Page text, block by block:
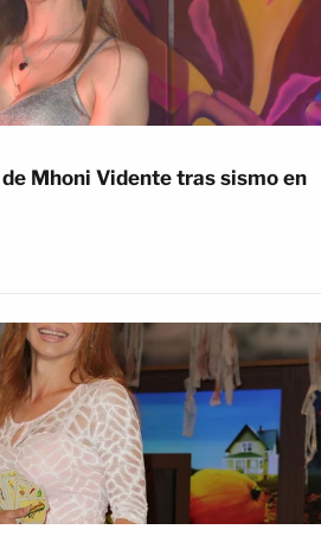
Mhoni Vidente tras sismo en